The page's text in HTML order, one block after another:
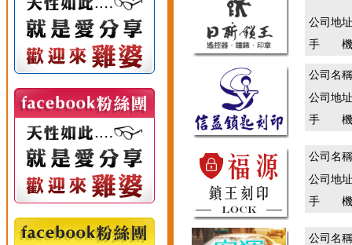
公司地
手 機
公司名
公司地
手 機
公司名
公司地
手 機
公司名